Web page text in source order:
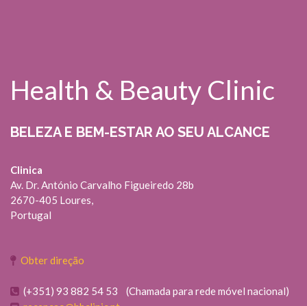
Health & Beauty Clinic
BELEZA E BEM-ESTAR AO SEU ALCANCE
Clinica
Av. Dr. António Carvalho Figueiredo 28b
2670-405 Loures,
Portugal
Obter direção
(+351) 93 882 54 53 (Chamada para rede móvel nacional)